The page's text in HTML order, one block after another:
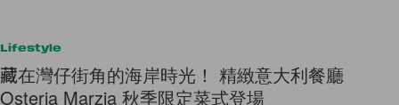
Lifestyle
藏在灣仔街角的海岸時光！ 精緻意大利餐廳
Osteria Marzia 秋季限定菜式登場